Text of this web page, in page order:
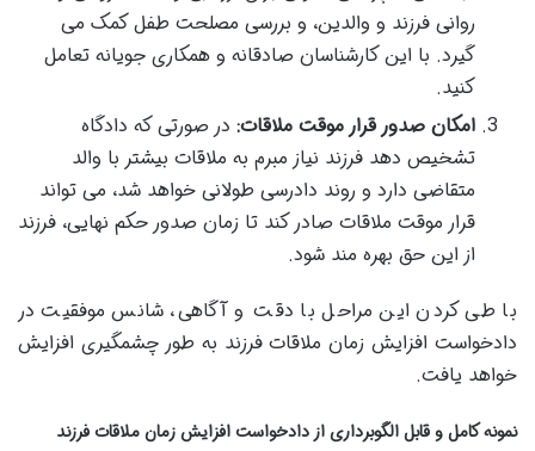
روانی فرزند و والدین، و بررسی مصلحت طفل کمک می
گیرد. با این کارشناسان صادقانه و همکاری جویانه تعامل
کنید.
امکان صدور قرار موقت ملاقات: در صورتی که دادگاه
تشخیص دهد فرزند نیاز مبرم به ملاقات بیشتر با والد
متقاضی دارد و روند دادرسی طولانی خواهد شد، می تواند
قرار موقت ملاقات صادر کند تا زمان صدور حکم نهایی، فرزند
از این حق بهره مند شود.
با طی کردن این مراحل با دقت و آگاهی، شانس موفقیت در
دادخواست افزایش زمان ملاقات فرزند به طور چشمگیری افزایش
خواهد یافت.
نمونه کامل و قابل الگوبرداری از دادخواست افزایش زمان ملاقات فرزند